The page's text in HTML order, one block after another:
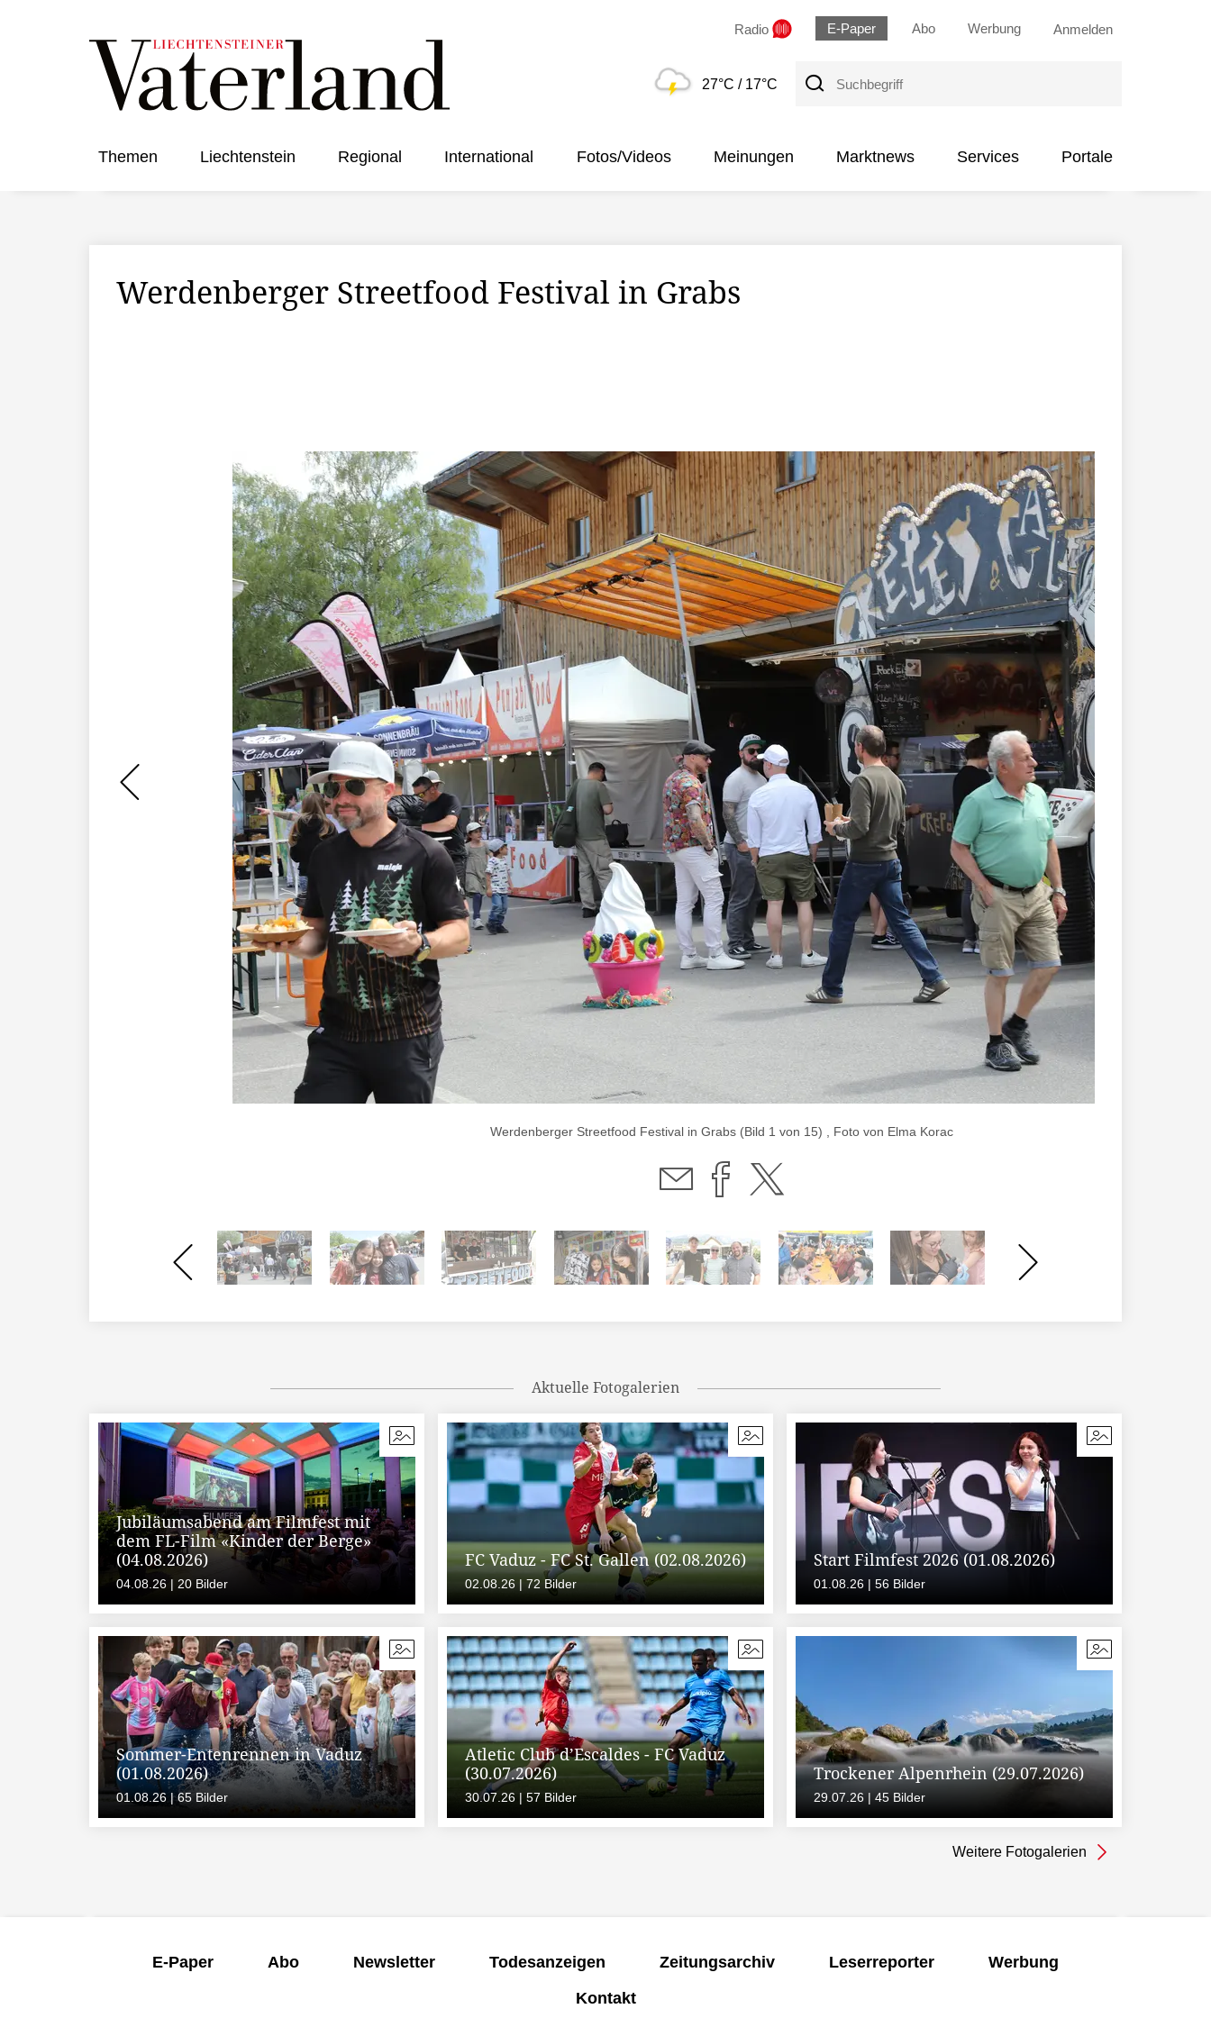
Radio E-Paper Abo Werbung Anmelden
27°C / 17°C
Suchbegriff
Themen Liechtenstein Regional International Fotos/Videos Meinungen Marktnews Services Portale
Werdenberger Streetfood Festival in Grabs
Werdenberger Streetfood Festival in Grabs (Bild 1 von 15) , Foto von Elma Korac
Aktuelle Fotogalerien
Jubiläumsabend am Filmfest mit
dem FL-Film «Kinder der Berge»
(04.08.2026)
04.08.26 | 20 Bilder
FC Vaduz - FC St. Gallen (02.08.2026)
02.08.26 | 72 Bilder
Start Filmfest 2026 (01.08.2026)
01.08.26 | 56 Bilder
Sommer-Entenrennen in Vaduz
(01.08.2026)
01.08.26 | 65 Bilder
Atletic Club d’Escaldes - FC Vaduz
(30.07.2026)
30.07.26 | 57 Bilder
Trockener Alpenrhein (29.07.2026)
29.07.26 | 45 Bilder
Weitere Fotogalerien
E-Paper Abo Newsletter Todesanzeigen Zeitungsarchiv Leserreporter
Werbung
Kontakt